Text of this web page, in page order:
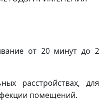
от 20 минут до 2
расстройствах, для
помещений.